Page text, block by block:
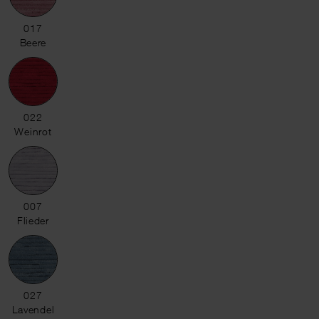
017 Beere
017
Beere
022 Weinrot
022
Weinrot
007 Flieder
007
Flieder
027 Lavendel
027
Lavendel